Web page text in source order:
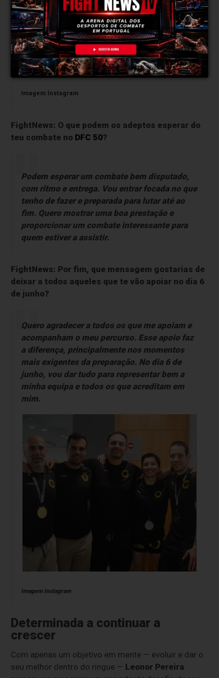
Imagem Instagram
FightNews: O que podem os adeptos esperar do
teu combate no DFC 50?
Podem esperar um combate bem disputado,
com ritmo e entrega. Vou entrar focada no que
tenho de fazer e preparada para lutar até ao
fim. Quero mostrar uma boa prestação e
proporcionar um combate interessante para
quem estiver a assistir.
FightNews: Por fim, que mensagem gostarias de
deixar a todos aqueles que te vão apoiar no dia 6
de junho?
Quero agradecer a todos os que me apoiam e
acompanham o meu percurso. Esse apoio faz
a diferença, principalmente nos momentos
mais exigentes da preparação. No dia 6 de
junho, vou dar tudo para representar bem a
minha equipa e todos os que acreditam em
mim.
Imagem Instagram
Determinada a continuar a
crescer
Com apenas um objetivo em mente — evoluir e dar o
seu melhor dentro do ringue — Leonor Pereira